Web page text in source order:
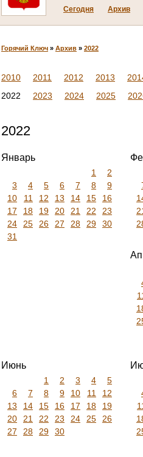
Сегодня Архив
Горячий Ключ » Архив » 2022
2010 2011 2012 2013
2022
2023 2024 2025
2022
Январь
1
2
3
4 5 6 7 8
9
10
11 12 13 14 15
16
17
18 19 20 21 22
23
24
25 26 27 28 29
30
31
Июнь
1 2 3 4
5
6
7 8 9 10 11
12
13
14 15 16 17 18
19
20
21 22 23 24 25
26
27
28 29 30